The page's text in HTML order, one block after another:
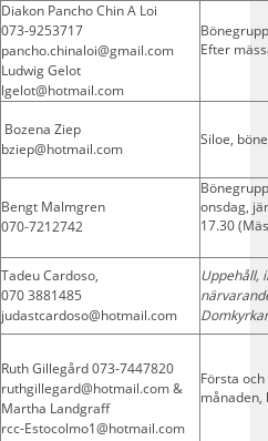
Diakon Pancho Chin A Loi
073-9253717
pancho.chinaloi@gmail.com
Ludwig Gelot
lgelot@hotmail.com
Efter
Bozena Ziep
bziep@hotmail.com
Siloe,
Bengt Malmgren
070-7212742
onsdag,
17.30
Tadeu Cardoso,
070 3881485
judastcardoso@hotmail.com
Uppehåll,
Ruth Gillegård 073-7447820
ruthgillegard@hotmail.com &
Martha Landgraff
rcc-Estocolmo1@hotmail.com
Första
månaden,